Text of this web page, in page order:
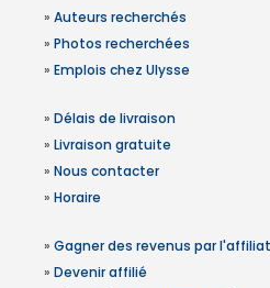
» Auteurs recherchés
» Photos recherchées
» Emplois chez Ulysse
» Délais de livraison
» Livraison gratuite
» Nous contacter
» Horaire
» Gagner des revenus par
» Devenir affilié